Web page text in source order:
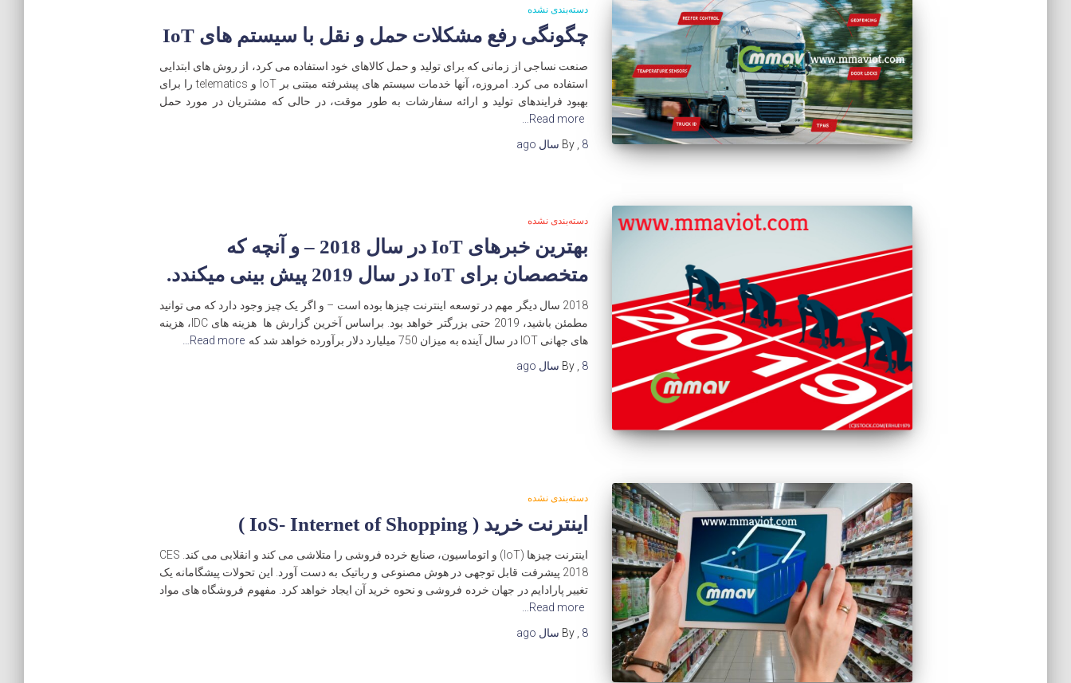
دسته‌بندی نشده
چگونگی رفع مشکلات حمل و نقل با سیستم های IoT
صنعت نساجی از زمانی که برای تولید و حمل کالاهای خود استفاده می کرد، از روش های ابتدایی
استفاده می کرد. امروزه، آنها خدمات سیستم های پیشرفته مبتنی بر IoT و telematics را برای
بهبود فرایندهای تولید و ارائه سفارشات به طور موقت، در حالی که مشتریان در مورد حمل
Read more…
By
8 سال
دسته‌بندی نشده
بهترین خبرهای IoT در سال 2018 – و آنچه که
متخصصان برای IoT در سال 2019 پیش بینی میکندد.
2018 سال دیگر مهم در توسعه اینترنت چیزها بوده است – و اگر یک چیز وجود دارد که می توانید
مطمئن باشید، 2019 حتی بزرگتر خواهد بود. براساس آخرین گزارش ها هزینه های IDC، هزینه
های جهانی IOT در سال آینده به میزان 750 میلیارد دلار برآورده خواهد شد که
Read more…
By
8 سال
دسته‌بندی نشده
اینترنت خرید ( IoS- Internet of Shopping )
اینترنت چیزها (IoT) و اتوماسیون، صنایع خرده فروشی را متلاشی می کند و انقلابی می کند. CES
2018 پیشرفت قابل توجهی در هوش مصنوعی و رباتیک به دست آورد. این تحولات پیشگامانه یک
تغییر پارادایم در جهان خرده فروشی و نحوه خرید آن ایجاد خواهد کرد. مفهوم فروشگاه های مواد
Read more…
By , 8 سال